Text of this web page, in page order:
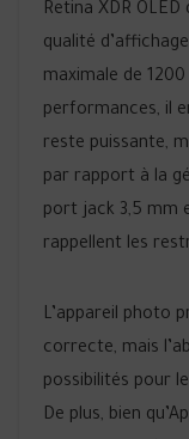
Retina XDR
qualité
maximale de
performances, il
reste puissante,
par rapport à la
port jack 3,5 mm
rappellent les
L’appareil photo
correcte, mais
possibilités pour
De plus, bien